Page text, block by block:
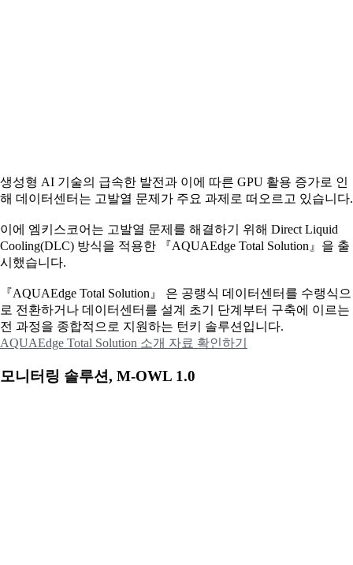
생성형 AI 기술의 급속한 발전과 이에 따른 GPU 활용 증가로 인
해 데이터센터는 고발열 문제가 주요 과제로 떠오르고 있습니다.
이에 엠키스코어는 고발열 문제를 해결하기 위해 Direct Liquid
Cooling(DLC) 방식을 적용한 『AQUAEdge Total Solution』을 출
시했습니다.
『AQUAEdge Total Solution』 은 공랭식 데이터센터를 수랭식으
로 전환하거나 데이터센터를 설계 초기 단계부터 구축에 이르는
전 과정을 종합적으로 지원하는 턴키 솔루션입니다.
AQUAEdge Total Solution 소개 자료 확인하기
모니터링 솔루션, M-OWL 1.0